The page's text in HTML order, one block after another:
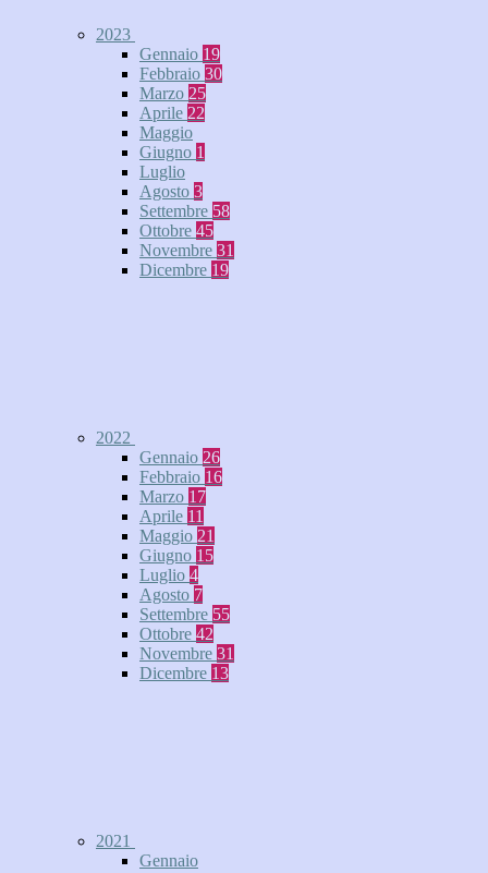
2023
Gennaio 19
Febbraio 30
Marzo 25
Aprile 22
Maggio
Giugno 1
Luglio
Agosto 3
Settembre 58
Ottobre 45
Novembre 31
Dicembre 19
2022
Gennaio 26
Febbraio 16
Marzo 17
Aprile 11
Maggio 21
Giugno 15
Luglio 4
Agosto 7
Settembre 55
Ottobre 42
Novembre 31
Dicembre 13
2021
Gennaio